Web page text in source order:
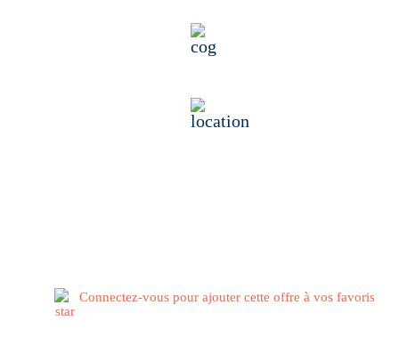
Connectez-vous pour ajouter cette offre à vos favoris